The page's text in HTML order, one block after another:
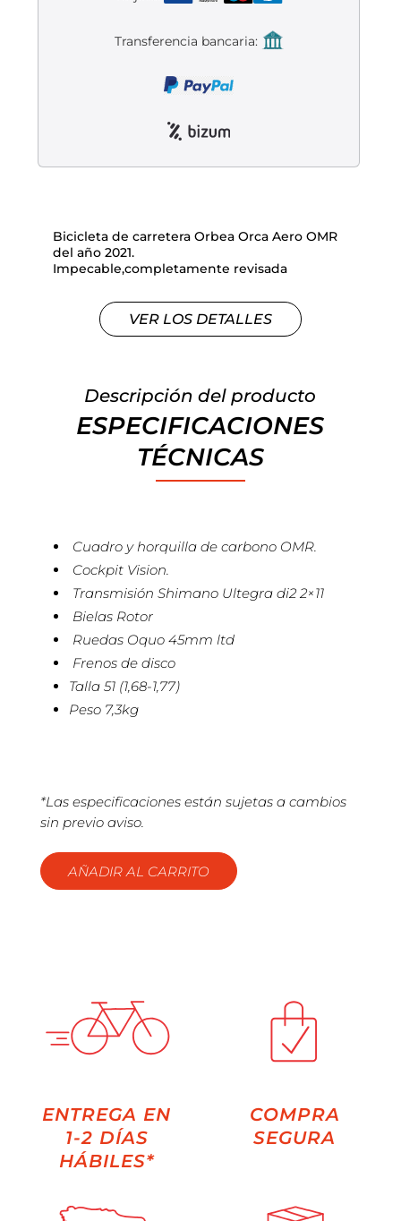
Mantenimiento de bicicletas
Transferencia bancaria:
Bicicleta de carretera Orbea Orca Aero OMR
del año 2021.
Impecable,completamente revisada
VER LOS DETALLES
Descripción del producto
ESPECIFICACIONES
TÉCNICAS
Cuadro y horquilla de carbono OMR.
Cockpit Vision.
Transmisión Shimano Ultegra di2 2×11
Bielas Rotor
Ruedas Oquo 45mm ltd
Frenos de disco
Talla 51 (1,68-1,77)
Peso 7,3kg
*Las especificaciones están sujetas a cambios
sin previo aviso.
AÑADIR AL CARRITO
ENTREGA EN
1-2 DÍAS
HÁBILES*
COMPRA
SEGURA